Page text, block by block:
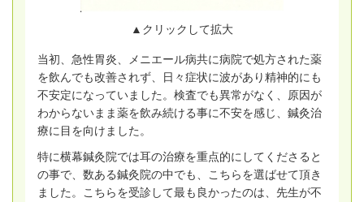
▲クリックして拡大
当初、急性胃炎、メニエール病共に病院で処方された薬
を飲んでも改善されず、日々症状に波があり精神的にも
不安定になっていました。 検査でも異常がなく、原因が
わからないまま薬を飲み続ける事に不安を感じ、鍼灸治
療に目を向けました。
特に横幕鍼灸院では耳の治療を重点的にしてくださると
の事で、数ある鍼灸院の中でも、こちらを選ばせて頂き
ました。こちらを受診して最も良かったのは、先生が不